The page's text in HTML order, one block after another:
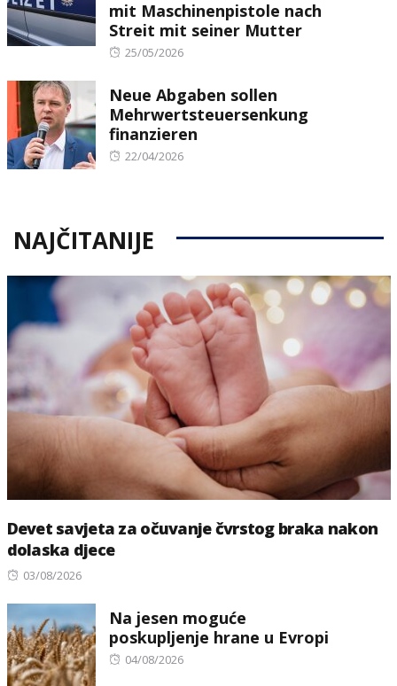
mit Maschinenpistole nach
Streit mit seiner Mutter
Posted
25/05/2026
Neue Abgaben sollen
Mehrwertsteuersenkung
finanzieren
Posted
22/04/2026
NAJČITANIJE
Devet savjeta za očuvanje čvrstog braka nakon
dolaska djece
Posted
03/08/2026
Na jesen moguće
poskupljenje hrane u Evropi
Posted
04/08/2026